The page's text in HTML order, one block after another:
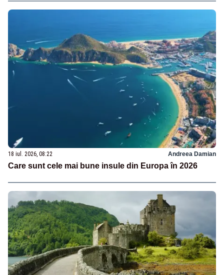
18 iul. 2026, 08:22 Andreea Damian
Care sunt cele mai bune insule din Europa în 2026